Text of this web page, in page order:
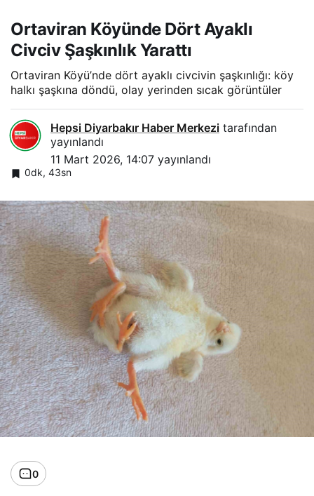
Ortaviran Köyünde Dört Ayaklı
Civciv Şaşkınlık Yarattı
Ortaviran Köyü’nde dört ayaklı civcivin şaşkınlığı: köy
halkı şaşkına döndü, olay yerinden sıcak görüntüler
Hepsi Diyarbakır Haber Merkezi tarafından
yayınlandı
11 Mart 2026, 14:07 yayınlandı
0dk, 43sn
0